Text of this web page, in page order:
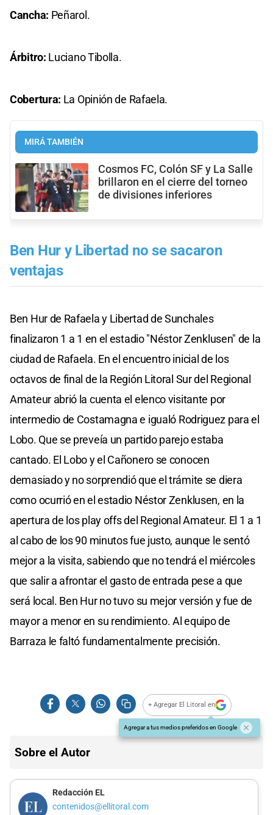
Cancha: Peñarol.
Árbitro: Luciano Tibolla.
Cobertura: La Opinión de Rafaela.
MIRÁ TAMBIÉN
Cosmos FC, Colón SF y La Salle
brillaron en el cierre del torneo
de divisiones inferiores
Ben Hur y Libertad no se sacaron
ventajas
Ben Hur de Rafaela y Libertad de Sunchales
finalizaron 1 a 1 en el estadio "Néstor Zenklusen" de la
ciudad de Rafaela. En el encuentro inicial de los
octavos de final de la Región Litoral Sur del Regional
Amateur abrió la cuenta el elenco visitante por
intermedio de Costamagna e igualó Rodriguez para el
Lobo. Que se preveía un partido parejo estaba
cantado. El Lobo y el Cañonero se conocen
demasiado y no sorprendió que el trámite se diera
como ocurrió en el estadio Néstor Zenklusen, en la
apertura de los play offs del Regional Amateur. El 1 a 1
al cabo de los 90 minutos fue justo, aunque le sentó
mejor a la visita, sabiendo que no tendrá el miércoles
que salir a afrontar el gasto de entrada pese a que
será local. Ben Hur no tuvo su mejor versión y fue de
mayor a menor en su rendimiento. Al equipo de
Barraza le faltó fundamentalmente precisión.
+ Agregar El Litoral en
Agregar a tus medios preferidos en Google
Sobre el Autor
Redacción EL
contenidos@ellitoral.com